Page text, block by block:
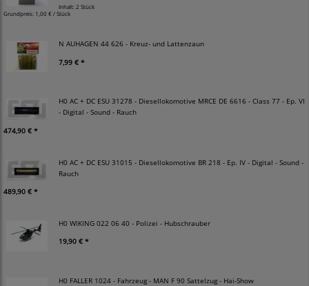
Inhalt: 2 Stück
Grundpreis: 1,00 € / Stück
N AUHAGEN 44 626 - Kreuz- und Lattenzaun
7,99 € *
H0 AC + DC ESU 31278 - Diesellokomotive MRCE DE 6616 - Class 77 - Ep. VI
- Digital - Sound - Rauch
474,90 € *
H0 AC + DC ESU 31015 - Diesellokomotive BR 218 - Ep. IV - Digital - Sound -
Rauch
489,90 € *
H0 WIKING 022 06 40 - Polizei - Hubschrauber
19,90 € *
H0 FALLER 1024 - Fahrzeug - MAN F 90 Sattelzug - Hai-Show